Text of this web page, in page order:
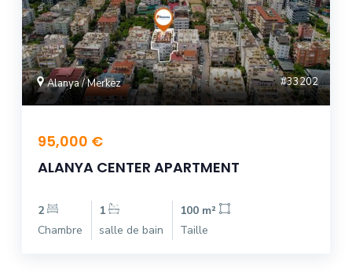
Alanya / Merkez #33202
95,000 €
ALANYA CENTER APARTMENT
2
Chambre
1
salle de bain
100 m²
Taille